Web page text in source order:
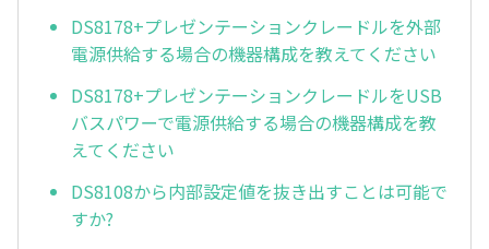
DS8178+プレゼンテーションクレードルを外部
電源供給する場合の機器構成を教えてください
DS8178+プレゼンテーションクレードルをUSB
バスパワーで電源供給する場合の機器構成を教
えてください
DS8108から内部設定値を抜き出すことは可能で
すか?